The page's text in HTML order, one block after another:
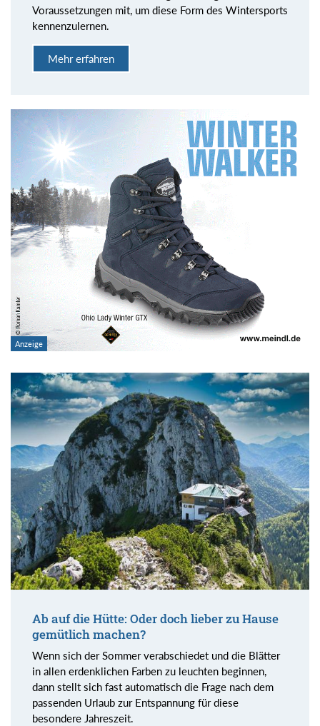
Voraussetzungen mit, um diese Form des Wintersports
kennenzulernen.
Mehr erfahren
Ab auf die Hütte: Oder doch lieber zu Hause
gemütlich machen?
Wenn sich der Sommer verabschiedet und die Blätter
in allen erdenklichen Farben zu leuchten beginnen,
dann stellt sich fast automatisch die Frage nach dem
passenden Urlaub zur Entspannung für diese
besondere Jahreszeit.